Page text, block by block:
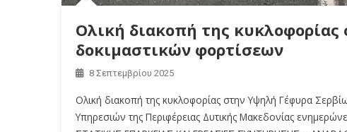
Ολική διακοπή της
δοκιμαστικών φορτίσεων
8 Σεπτεμβρίου 2025
Ολική διακοπή της κυκλοφορίας στην Υψηλή Γέφυρα
Υπηρεσιών της Περιφέρειας Δυτικής Μακεδονίας